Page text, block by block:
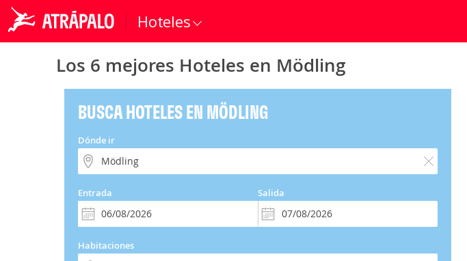
Hoteles
Los 6 mejores Hoteles en Mödling
BUSCA HOTELES EN MÖDLING
Dónde ir
Entrada Salida
Habitaciones